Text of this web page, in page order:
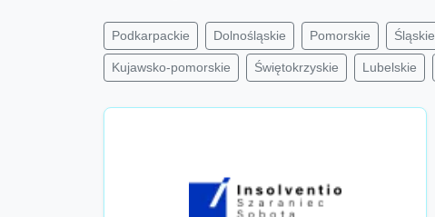
Podkarpackie Dolnośląskie Pomorskie Śląskie
Kujawsko-pomorskie Świętokrzyskie Lubelskie